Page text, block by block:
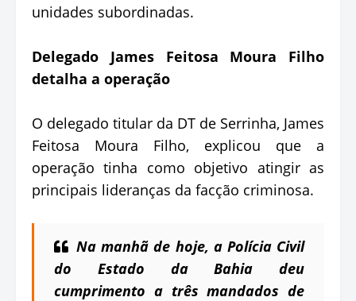
unidades subordinadas.
Delegado James Feitosa Moura Filho
detalha a operação
O delegado titular da DT de Serrinha, James
Feitosa Moura Filho, explicou que a
operação tinha como objetivo atingir as
principais lideranças da facção criminosa.
Na manhã de hoje, a Polícia Civil
do Estado da Bahia deu
cumprimento a três mandados de